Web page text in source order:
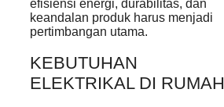
efisiensi energi, durabilitas, dan
keandalan produk harus menjadi
pertimbangan utama.
KEBUTUHAN
ELEKTRIKAL DI RUMAH